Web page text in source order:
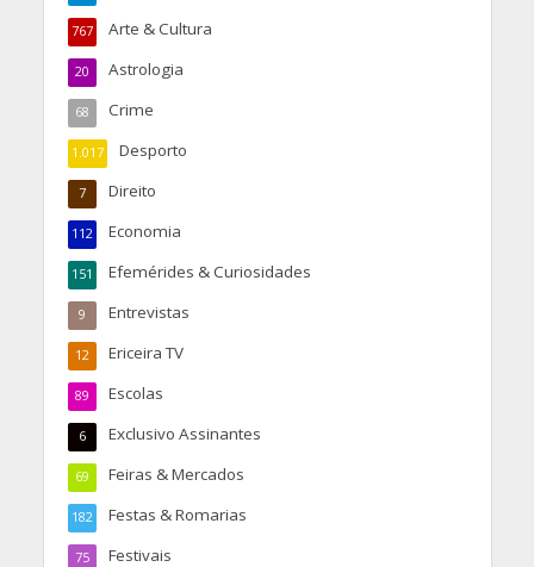
Arte & Cultura
767
Astrologia
20
Crime
68
Desporto
1.017
Direito
7
Economia
112
Efemérides & Curiosidades
151
Entrevistas
9
Ericeira TV
12
Escolas
89
Exclusivo Assinantes
6
Feiras & Mercados
69
Festas & Romarias
182
Festivais
75